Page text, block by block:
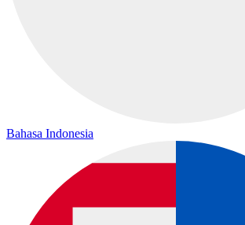
Bahasa Indonesia